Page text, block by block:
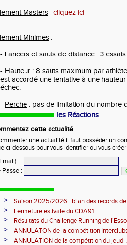
Masters : cliquez-ici
Minimes :
- Lancers et sauts de distance : 3 essais
- Hauteur : 8 sauts maximum par
est accordé une tentative à une
échec.
- Perche : pas de limitation du nombre
les Réactions
cette actualité
une actualité il faut posséder un
ci-dessous pour vous identifier ou vous
:
Passe :
>
Saison 2025/2026 : bilan des records de
>
Fermeture estivale du CDA91
>
Résultats du Challenge Running de
12 07 2026)
>
ANNULATON de la compétition
juin
>
ANNULATION de la compétition du jeudi